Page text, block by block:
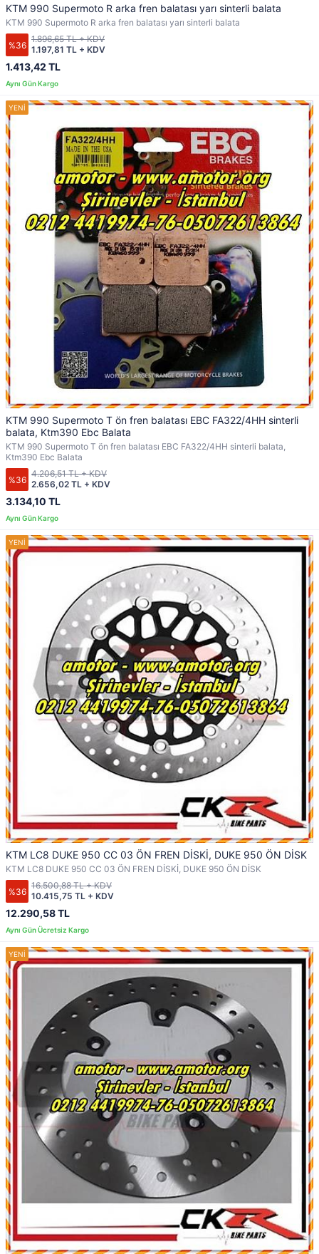
KTM 990 Supermoto R arka fren balatası yarı sinterli balata
KTM 990 Supermoto R arka fren balatası yarı sinterli balata
%36
1.413,42 TL
1.197,81 TL + KDV
1.896,65 TL + KDV
KTM 990 Supermoto T ön fren balatası EBC FA322/4HH sinterli
balata, Ktm390 Ebc Balata
KTM 990 Supermoto T ön fren balatası EBC FA322/4HH sinterli balata,
Ktm390 Ebc Balata
%36
3.134,10 TL
2.656,02 TL + KDV
4.206,51 TL + KDV
KTM LC8 DUKE 950 CC 03 ÖN FREN DİSKİ, DUKE 950 ÖN DİSK
KTM LC8 DUKE 950 CC 03 ÖN FREN DİSKİ, DUKE 950 ÖN DİSK
%36
12.290,58 TL
10.415,75 TL + KDV
16.500,88 TL + KDV